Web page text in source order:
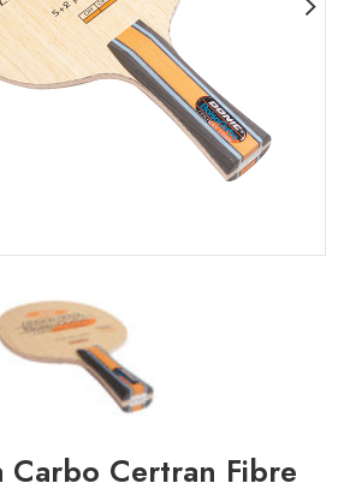
Carbo Certran Fibre